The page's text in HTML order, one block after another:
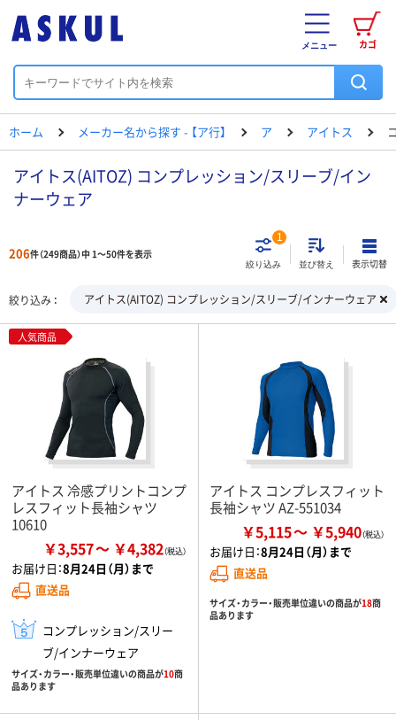
カゴ
メニュー
ホーム メーカー名から探す - 【ア行】 ア アイトス
アイトス(AITOZ) コンプレッション/スリーブ/イン
ナーウェア
206件（249商品）中 1～50件を表示
絞り込み
1
並び替え 表示切替
絞り込み アイトス(AITOZ) コンプレッション/スリーブ/インナーウェア
人気商品
アイトス 冷感プリントコンプ
レスフィット長袖シャツ
10610
￥3,557 ￥4,382
お届け日：8月24日（月）まで
直送品
コンプレッション/スリー
ブ/インナーウェア
サイズ・カラー・販売単位違いの商品が10商
品あります
アイトス コンプレスフィット
長袖シャツ AZ-551034
￥5,115 ￥5,940
お届け日：8月24日（月）まで
直送品
サイズ・カラー・販売単位違いの商品が18商
品あります